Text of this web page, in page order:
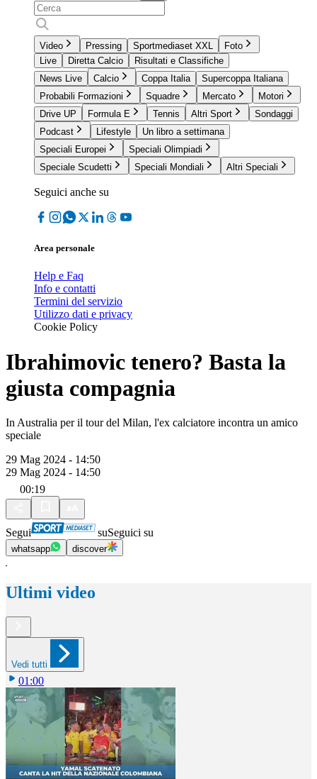
Video Pressing Sportmediaset XXL
Foto
Live
Diretta Calcio
Risultati e Classifiche
News Live
Calcio Coppa Italia
Supercoppa Italiana
Probabili Formazioni
Squadre Mercato
Motori
Drive UP
Formula E Tennis Altri Sport
Sondaggi
Podcast
Lifestyle
Un libro a settimana
Speciali Europei
Speciali Olimpiadi
Speciale Scudetti
Speciali Mondiali Altri Speciali
Seguici anche su
Area personale
Help e Faq
Info e contatti
Termini del servizio
Utilizzo dati e privacy
Cookie Policy
Ibrahimovic tenero? Basta la
giusta compagnia
In Australia per il tour del Milan, l'ex calciatore incontra un amico
speciale
29 Mag 2024 - 14:50
29 Mag 2024 - 14:50
00:19
Segui suSeguici su
whatsapp discover
Ultimi video
Vedi tutti
01:00